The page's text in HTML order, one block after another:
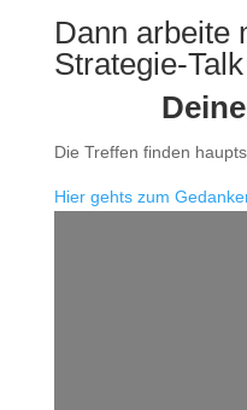
Dann arbeite
Strategie-
Die Treffen finden
Hier gehts zum